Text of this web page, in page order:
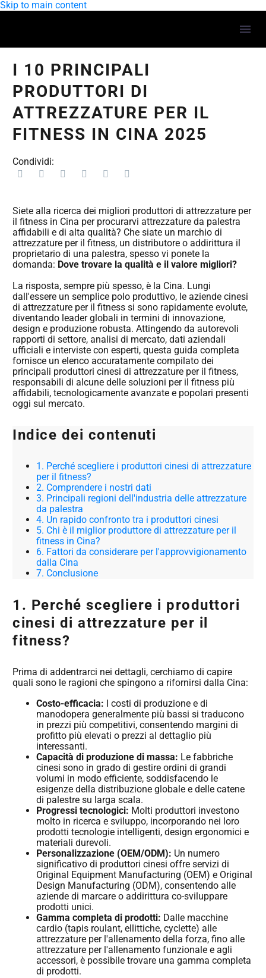
Skip to main content
I 10 PRINCIPALI
PRODUTTORI DI
ATTREZZATURE PER IL
FITNESS IN CINA 2025
Condividi:
Siete alla ricerca dei migliori produttori di attrezzature per
il fitness in Cina per procurarvi attrezzature da palestra
affidabili e di alta qualità? Che siate un marchio di
attrezzature per il fitness, un distributore o addirittura il
proprietario di una palestra, spesso vi ponete la
domanda: Dove trovare la qualità e il valore migliori?
La risposta, sempre più spesso, è la Cina. Lungi
dall'essere un semplice polo produttivo, le aziende cinesi
di attrezzature per il fitness si sono rapidamente evolute,
diventando leader globali in termini di innovazione,
design e produzione robusta. Attingendo da autorevoli
rapporti di settore, analisi di mercato, dati aziendali
ufficiali e interviste con esperti, questa guida completa
fornisce un elenco accuratamente compilato dei
principali produttori cinesi di attrezzature per il fitness,
responsabili di alcune delle soluzioni per il fitness più
affidabili, tecnologicamente avanzate e popolari presenti
oggi sul mercato.
Indice dei contenuti
1. Perché scegliere i produttori cinesi di attrezzature
per il fitness?
2. Comprendere i nostri dati
3. Principali regioni dell'industria delle attrezzature
da palestra
4. Un rapido confronto tra i produttori cinesi
5. Chi è il miglior produttore di attrezzature per il
fitness in Cina?
6. Fattori da considerare per l'approvvigionamento
dalla Cina
7. Conclusione
1. Perché scegliere i produttori
cinesi di attrezzature per il
fitness?
Prima di addentrarci nei dettagli, cerchiamo di capire
quali sono le ragioni che spingono a rifornirsi dalla Cina:
Costo-efficacia: I costi di produzione e di
manodopera generalmente più bassi si traducono
in prezzi più competitivi, consentendo margini di
profitto più elevati o prezzi al dettaglio più
interessanti.
Capacità di produzione di massa: Le fabbriche
cinesi sono in grado di gestire ordini di grandi
volumi in modo efficiente, soddisfacendo le
esigenze della distribuzione globale e delle catene
di palestre su larga scala.
Progressi tecnologici: Molti produttori investono
molto in ricerca e sviluppo, incorporando nei loro
prodotti tecnologie intelligenti, design ergonomici e
materiali durevoli.
Personalizzazione (OEM/ODM): Un numero
significativo di produttori cinesi offre servizi di
Original Equipment Manufacturing (OEM) e Original
Design Manufacturing (ODM), consentendo alle
aziende di marcare o addirittura co-sviluppare
prodotti unici.
Gamma completa di prodotti: Dalle macchine
cardio (tapis roulant, ellittiche, cyclette) alle
attrezzature per l'allenamento della forza, fino alle
attrezzature per l'allenamento funzionale e agli
accessori, è possibile trovare una gamma completa
di prodotti.